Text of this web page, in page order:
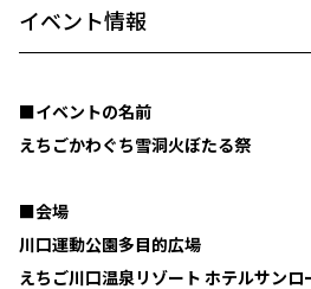
イベント情報
■イベントの名前
えちごかわぐち雪洞火ぼたる祭
■会場
川口運動公園多目的広場
えちご川口温泉リゾート ホテルサンロ